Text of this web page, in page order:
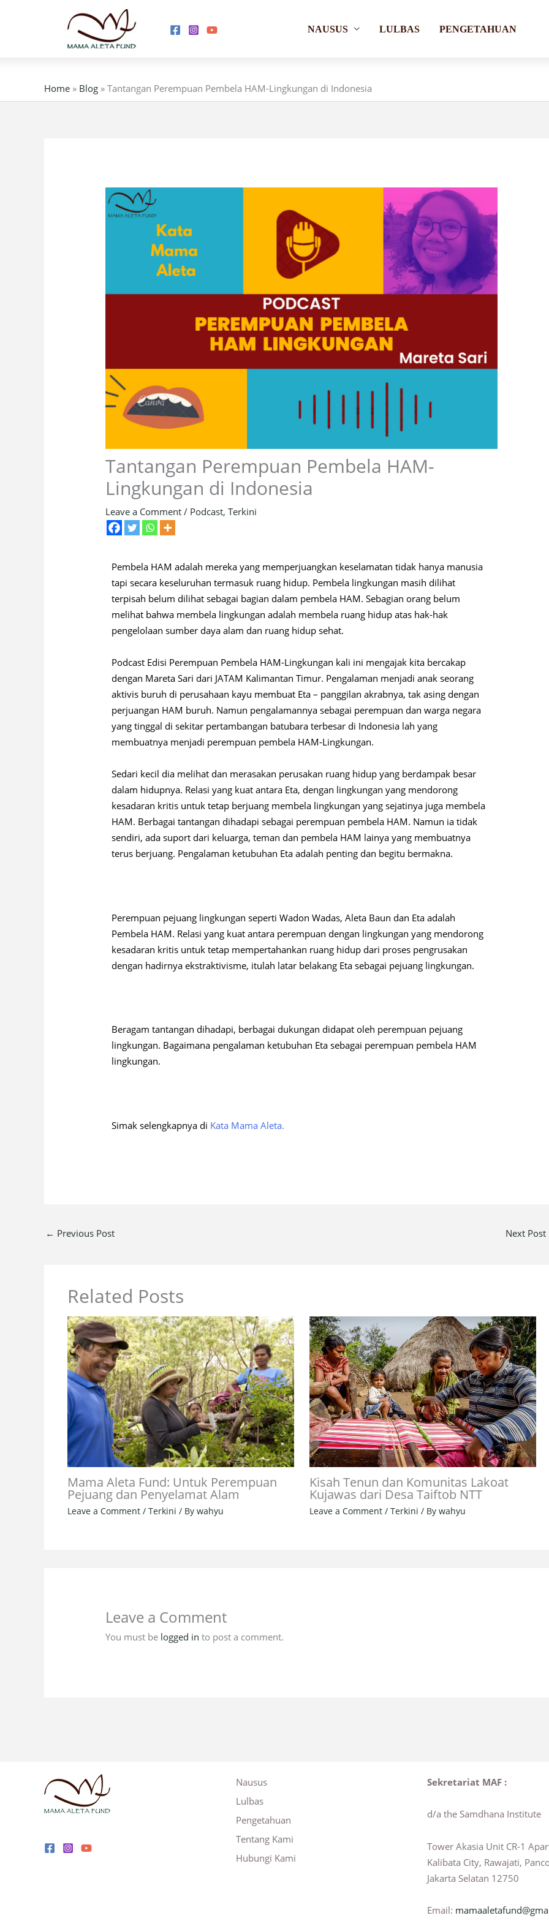
NAUSUS LULBAS PENGETAHUAN
Home » Blog » Tantangan Perempuan Pembela HAM-Lingkungan di Indonesia
Tantangan Perempuan Pembela HAM-
Lingkungan di Indonesia
Leave a Comment / Podcast,Terkini
Pembela HAM adalah mereka yang memperjuangkan keselamatan tidak hanya manusia
tapi secara keseluruhan termasuk ruang hidup. Pembela lingkungan masih dilihat
terpisah belum dilihat sebagai bagian dalam pembela HAM. Sebagian orang belum
melihat bahwa membela lingkungan adalah membela ruang hidup atas hak-hak
pengelolaan sumber daya alam dan ruang hidup sehat.
Podcast Edisi Perempuan Pembela HAM-Lingkungan kali ini mengajak kita bercakap
dengan Mareta Sari dari JATAM Kalimantan Timur. Pengalaman menjadi anak seorang
aktivis buruh di perusahaan kayu membuat Eta – panggilan akrabnya, tak asing dengan
perjuangan HAM buruh. Namun pengalamannya sebagai perempuan dan warga negara
yang tinggal di sekitar pertambangan batubara terbesar di Indonesia lah yang
membuatnya menjadi perempuan pembela HAM-Lingkungan.
Sedari kecil dia melihat dan merasakan perusakan ruang hidup yang berdampak besar
dalam hidupnya. Relasi yang kuat antara Eta, dengan lingkungan yang mendorong
kesadaran kritis untuk tetap berjuang membela lingkungan yang sejatinya juga membela
HAM. Berbagai tantangan dihadapi sebagai perempuan pembela HAM. Namun ia tidak
sendiri, ada suport dari keluarga, teman dan pembela HAM lainya yang membuatnya
terus berjuang. Pengalaman ketubuhan Eta adalah penting dan begitu bermakna.
Perempuan pejuang lingkungan seperti Wadon Wadas, Aleta Baun dan Eta adalah
Pembela HAM. Relasi yang kuat antara perempuan dengan lingkungan yang mendorong
kesadaran kritis untuk tetap mempertahankan ruang hidup dari proses pengrusakan
dengan hadirnya ekstraktivisme, itulah latar belakang Eta sebagai pejuang lingkungan.
Beragam tantangan dihadapi, berbagai dukungan didapat oleh perempuan pejuang
lingkungan. Bagaimana pengalaman ketubuhan Eta sebagai perempuan pembela HAM
lingkungan.
Simak selengkapnya di Kata Mama Aleta.
← Previous Post Next Post
Related Posts
Mama Aleta Fund: Untuk Perempuan
Pejuang dan Penyelamat Alam
Leave a Comment / Terkini / By wahyu
Kisah Tenun dan Komunitas Lakoat
Kujawas dari Desa Taiftob NTT
Leave a Comment / Terkini / By wahyu
Leave a Comment
You must be logged in to post a comment.
Nausus
Lulbas
Pengetahuan
Tentang Kami
Hubungi Kami
Sekretariat MAF :
d/a the Samdhana Institute
Tower Akasia Unit CR-1
Kalibata City, Rawajati,
Jakarta Selatan 12750
Email: